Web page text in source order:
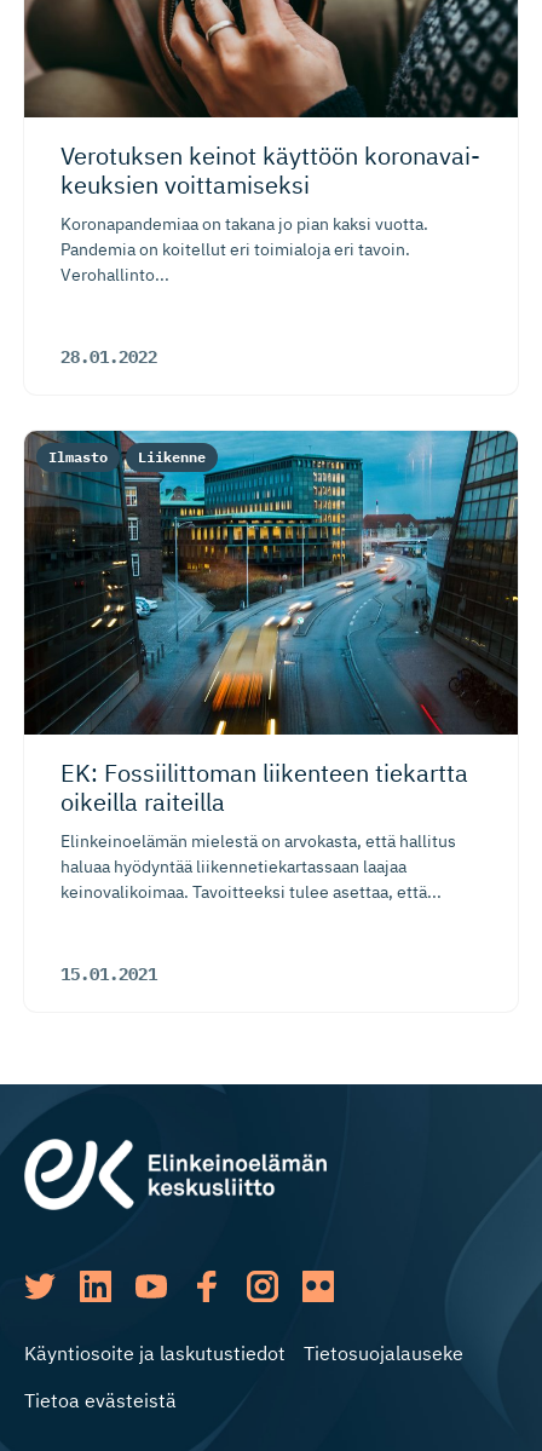
Verotuksen keinot käyttöön koronavai­
keuksien voittamiseksi
Koronapandemiaa on takana jo pian kaksi vuotta.
Pandemia on koitellut eri toimialoja eri tavoin.
Verohallinto...
28.01.2022
EK: Fossiilittoman liikenteen tiekartta
oikeilla raiteilla
Elinkeinoelämän mielestä on arvokasta, että hallitus
haluaa hyödyntää liikennetiekartassaan laajaa
keinovalikoimaa. Tavoitteeksi tulee asettaa, että...
15.01.2021
Ilmasto Liikenne
Käyntiosoite ja laskutustiedot
Tietosuojalauseke
Tietoa evästeistä